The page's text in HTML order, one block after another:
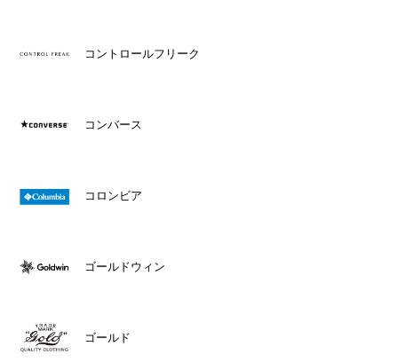
コントロールフリーク
コンバース
コロンビア
ゴールドウィン
ゴールド